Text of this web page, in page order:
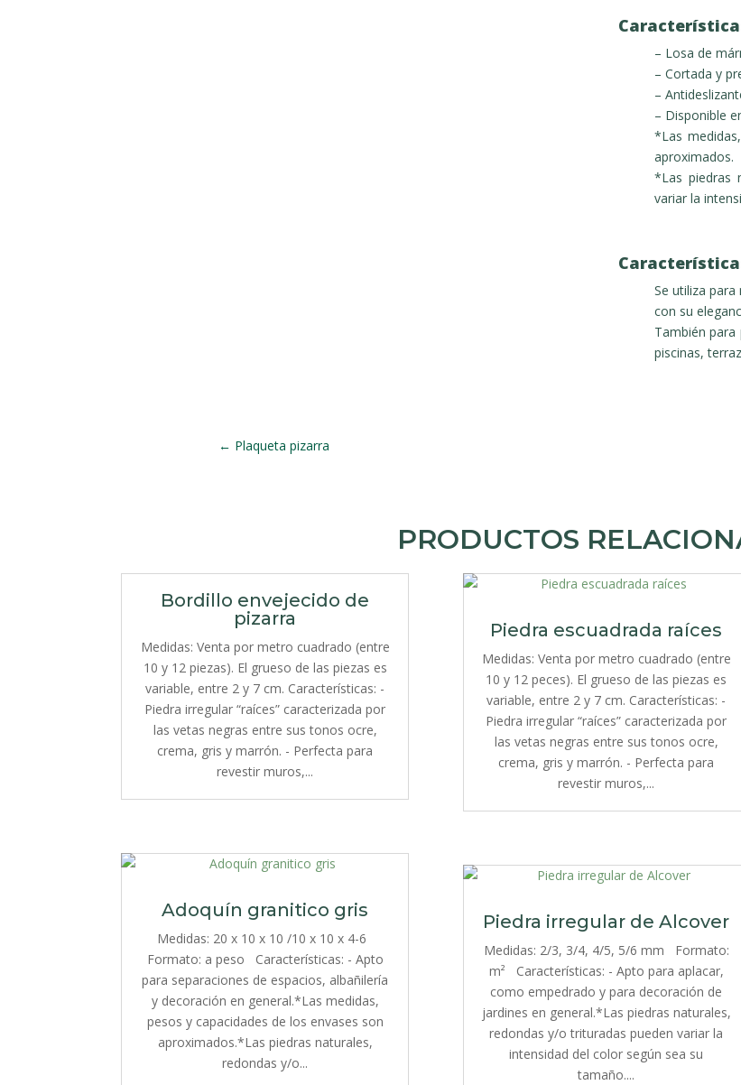
– Losa de
– Cortada y
–
– Disponible
*Las
aproximados.
*Las piedras
variar la
Se utiliza
con su
También
piscinas,
← Plaqueta pizarra
PRODUCTOS
Bordillo envejecido de
pizarra
Medidas: Venta por metro cuadrado (entre
10 y 12 piezas). El grueso de las piezas es
variable, entre 2 y 7 cm. Características: -
Piedra irregular “raíces” caracterizada por
las vetas negras entre sus tonos ocre,
crema, gris y marrón. - Perfecta para
revestir muros,...
Adoquín granitico gris
Medidas: 20 x 10 x 10 /10 x 10 x 4-6
Formato: a peso Características: - Apto
para separaciones de espacios, albañilería
y decoración en general.*Las medidas,
pesos y capacidades de los envases son
aproximados.*Las piedras naturales,
redondas y/o...
Piedra escuadrada raíces
Medidas: Venta por metro cuadrado (entre
10 y 12 peces). El grueso de las piezas es
variable, entre 2 y 7 cm. Características: -
Piedra irregular “raíces” caracterizada por
las vetas negras entre sus tonos ocre,
crema, gris y marrón. - Perfecta para
revestir muros,...
Piedra irregular de Alcover
Medidas: 2/3, 3/4, 4/5, 5/6 mm Formato:
m² Características: - Apto para aplacar,
como empedrado y para decoración de
jardines en general.*Las piedras naturales,
redondas y/o trituradas pueden variar la
intensidad del color según sea su
tamaño....